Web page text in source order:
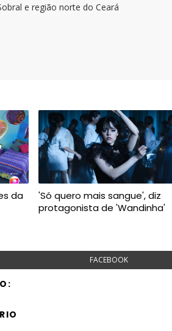
e região norte do Ceará
da
'Só quero mais sangue', diz
protagonista de 'Wandinha'
FACEBOOK